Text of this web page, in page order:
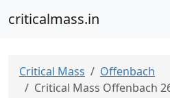
criticalmass.in
Critical Mass
Offenbach
Critical Mass Offenbach